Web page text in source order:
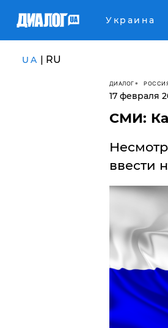
Украина
UA | RU
ДИАЛОГ
17 февраля
СМИ:
ввести